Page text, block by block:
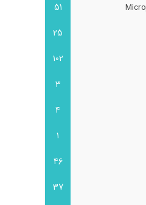
51
25
102
3
4
1
46
37